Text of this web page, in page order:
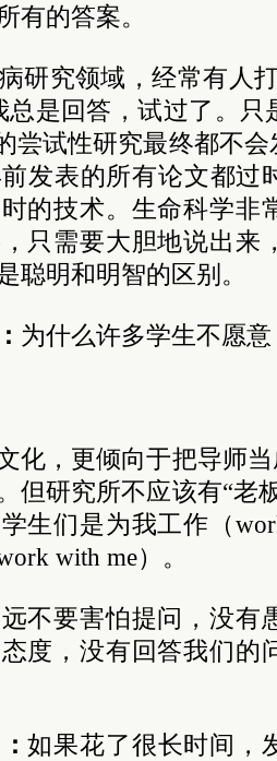
有的答案。
研究领域，经常有人
总是回答，试过了。
尝试性研究最终都不
发表的所有论文都过
的技术。生命科学非
只需要大胆地说出来
聪明和明智的区别。
为什么许多学生不愿
化，更倾向于把导师
但研究所不应该有“老
生们是为我工作（
with me）。
不要害怕提问，没有
度，没有回答我们的
如果花了很长时间，